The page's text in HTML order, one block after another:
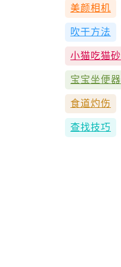
美颜相机
吹干方法
小猫吃猫砂
宝宝坐便器
食道灼伤
查找技巧